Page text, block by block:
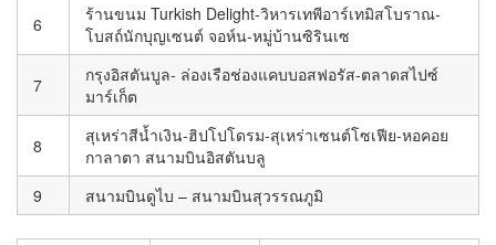
6
ร้านขนม Turkish Delight-วิหารเทพีอาร์เทมิสโบราณ-
โบสถ์นักบุญเซนต์ จอห์น-หมู่บ้านซิรินเซ
7
กรุงอิสตันบูล- ล่องเรือช่องแคบบอสฟอรัส-ตลาดสไปซ์
มาร์เก็ต
8
สุเหร่าสีน้ำเงิน-ฮิปโปโดรม-สุเหร่าเซนต์โซเฟีย-หอคอย
กาลาตา สนามบินอิสตันบลู
9
สนามบินดูไบ – สนามบินสุวรรณภูมิ